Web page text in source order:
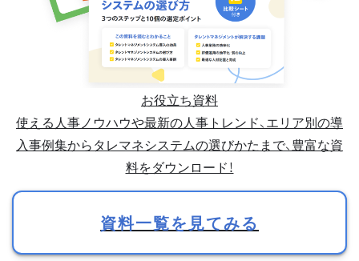
お役立ち資料
使える人事ノウハウや最新の人事トレンド、エリア別の導
入事例集からタレマネシステムの選びかたまで、豊富な資
料をダウンロード！
資料一覧を見てみる